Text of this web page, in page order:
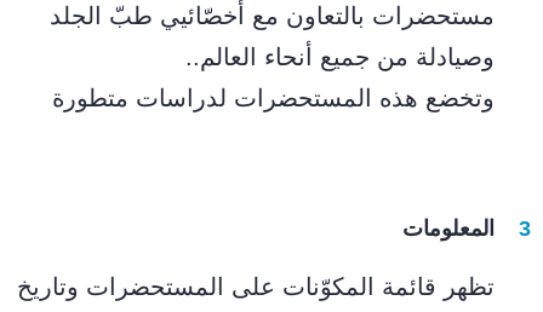
مستحضرات بالتعاون مع أخصّائيي طبّ الجلد
وصيادلة من جميع أنحاء العالم..
وتخضع هذه المستحضرات لدراسات متطورة
المعلومات
تظهر قائمة المكوّنات على المستحضرات وتاريخ